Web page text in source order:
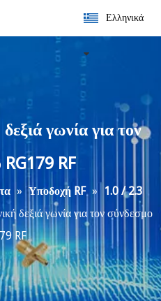
Ελληνικά
γωνία για τον
RF
» Υποδοχή RF »
1.0 / 2.3
δεξιά γωνία για τον σύνδεσμο
RF